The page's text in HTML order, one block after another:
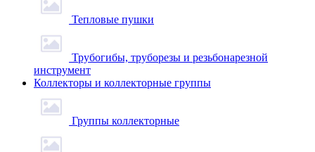
Тепловые пушки
Трубогибы, труборезы и резьбонарезной
инструмент
Коллекторы и коллекторные группы
Группы коллекторные